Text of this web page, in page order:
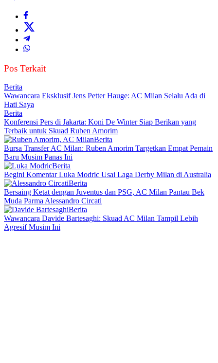
Pos Terkait
Berita
Wawancara Eksklusif Jens Petter Hauge: AC Milan Selalu Ada di
Hati Saya
Berita
Konferensi Pers di Jakarta: Koni De Winter Siap Berikan yang
Terbaik untuk Skuad Ruben Amorim
Berita
Bursa Transfer AC Milan: Ruben Amorim Targetkan Empat Pemain
Baru Musim Panas Ini
Berita
Begini Komentar Luka Modric Usai Laga Derby Milan di Australia
Berita
Bersaing Ketat dengan Juventus dan PSG, AC Milan Pantau Bek
Muda Parma Alessandro Circati
Berita
Wawancara Davide Bartesaghi: Skuad AC Milan Tampil Lebih
Agresif Musim Ini